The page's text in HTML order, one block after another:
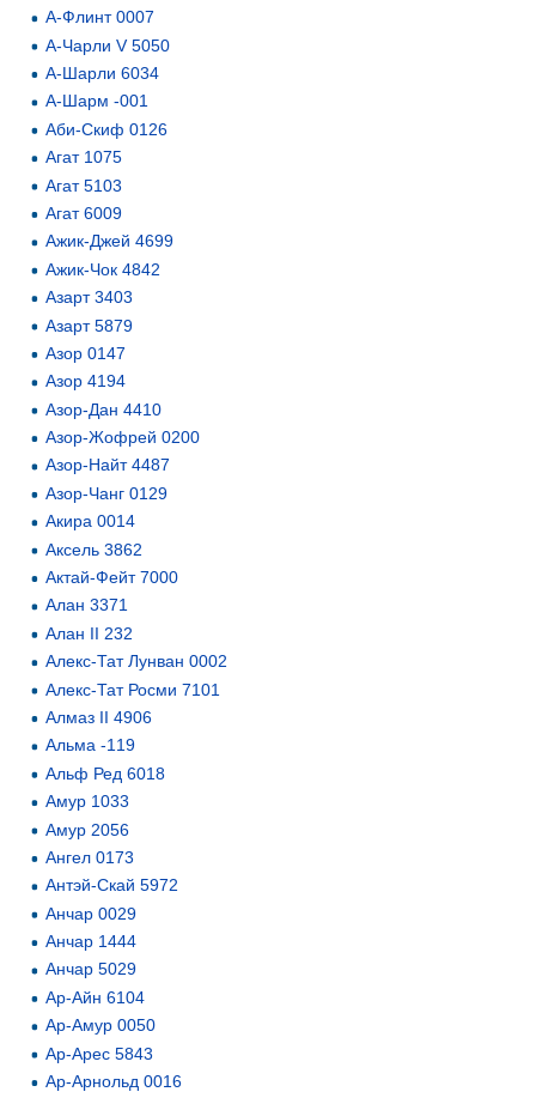
А-Флинт 0007
А-Чарли V 5050
А-Шарли 6034
А-Шарм -001
Аби-Скиф 0126
Агат 1075
Агат 5103
Агат 6009
Ажик-Джей 4699
Ажик-Чок 4842
Азарт 3403
Азарт 5879
Азор 0147
Азор 4194
Азор-Дан 4410
Азор-Жофрей 0200
Азор-Найт 4487
Азор-Чанг 0129
Акира 0014
Аксель 3862
Актай-Фейт 7000
Алан 3371
Алан II 232
Алекс-Тат Лунван 0002
Алекс-Тат Росми 7101
Алмаз II 4906
Альма -119
Альф Ред 6018
Амур 1033
Амур 2056
Ангел 0173
Антэй-Скай 5972
Анчар 0029
Анчар 1444
Анчар 5029
Ар-Айн 6104
Ар-Амур 0050
Ар-Арес 5843
Ар-Арнольд 0016